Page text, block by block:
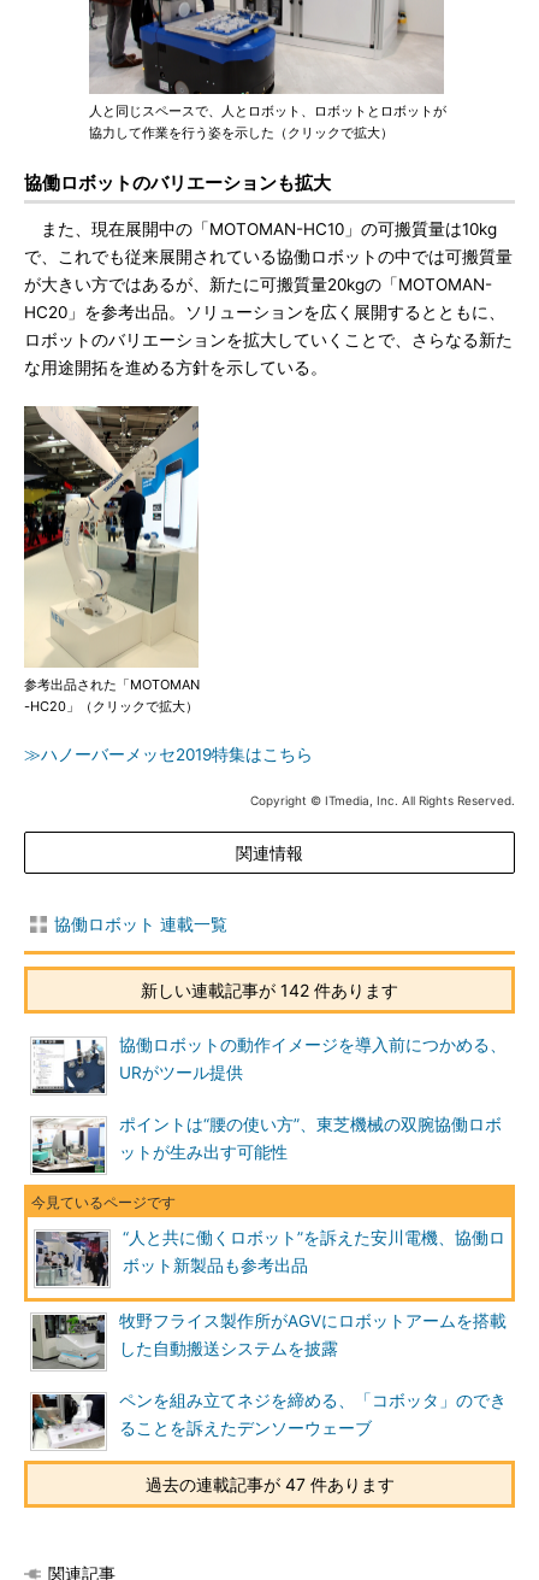
人と同じスペースで、人とロボット、ロボットとロボットが
協力して作業を行う姿を示した（クリックで拡大）
協働ロボットのバリエーションも拡大
また、現在展開中の「MOTOMAN-HC10」の可搬質量は10kg
で、これでも従来展開されている協働ロボットの中では可搬質量
が大きい方ではあるが、新たに可搬質量20kgの「MOTOMAN-
HC20」を参考出品。ソリューションを広く展開するとともに、
ロボットのバリエーションを拡大していくことで、さらなる新た
な用途開拓を進める方針を示している。
参考出品された「MOTOMAN
-HC20」（クリックで拡大）
≫ハノーバーメッセ2019特集はこちら
Copyright © ITmedia, Inc. All Rights Reserved.
関連情報
協働ロボット 連載一覧
新しい連載記事が 142 件あります
協働ロボットの動作イメージを導入前につかめる、
URがツール提供
ポイントは“腰の使い方”、東芝機械の双腕協働ロボ
ットが生み出す可能性
“人と共に働くロボット”を訴えた安川電機、協働ロ
ボット新製品も参考出品
牧野フライス製作所がAGVにロボットアームを搭載
した自動搬送システムを披露
ペンを組み立てネジを締める、「コボッタ」のでき
ることを訴えたデンソーウェーブ
過去の連載記事が 47 件あります
関連記事